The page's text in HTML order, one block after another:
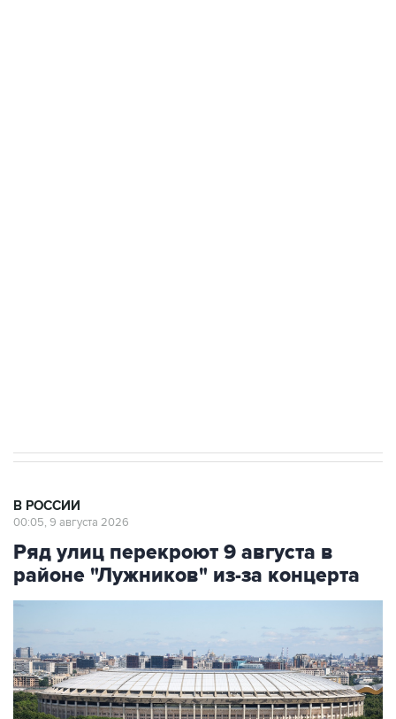
В РОССИИ
00:05, 9 августа 2026
Ряд улиц перекроют 9 августа в
районе "Лужников" из-за концерта